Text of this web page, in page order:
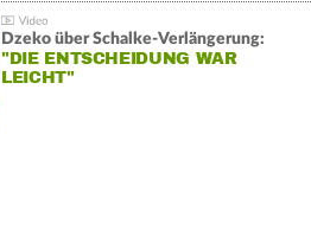
Dzeko über Schalke-Verlängerung:
"DIE ENTSCHEIDUNG WAR
LEICHT"